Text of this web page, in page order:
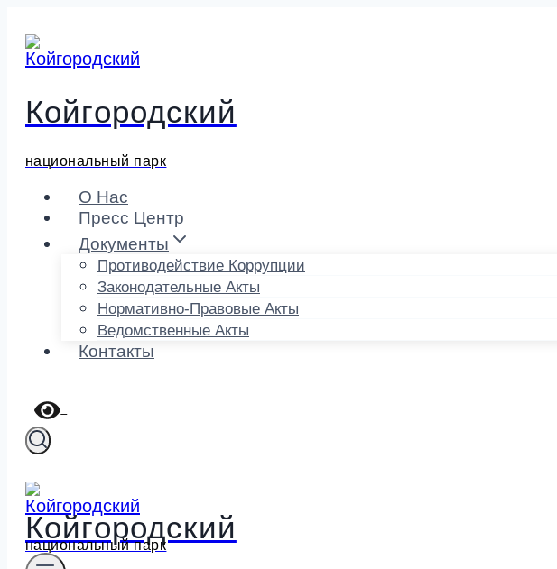
содержимому
Койгородский
национальный парк
О Нас
Пресс Центр
Документы
Противодействие Коррупции
Законодательные Акты
Нормативно-Правовые Акты
Ведомственные Акты
Контакты
Койгородский
национальный парк